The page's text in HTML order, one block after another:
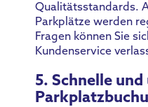
Qualitätsstandards.
Parkplätze werden
Fragen können Sie
Kundenservice
5. Schnelle